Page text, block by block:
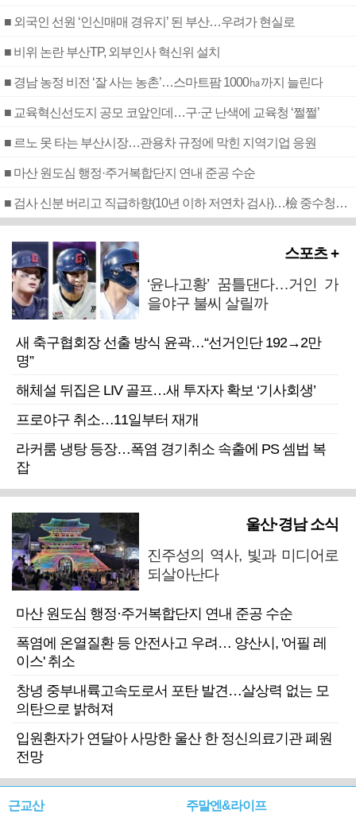
■ 외국인 선원 ‘인신매매 경유지’ 된 부산…우려가 현실로
■ 비위 논란 부산TP, 외부인사 혁신위 설치
■ 경남 농정 비전 ‘잘 사는 농촌’…스마트팜 1000㏊까지 늘린다
■ 교육혁신선도지 공모 코앞인데…구·군 난색에 교육청 ‘쩔쩔’
■ 르노 못 타는 부산시장…관용차 규정에 막힌 지역기업 응원
■ 마산 원도심 행정·주거복합단지 연내 준공 수순
■ 검사 신분 버리고 직급하향(10년 이하 저연차 검사)…檢 중수청행 기피
스포츠 +
‘윤나고황’ 꿈틀댄다…거인 가
을야구 불씨 살릴까
새 축구협회장 선출 방식 윤곽…“선거인단 192→2만
명”
해체설 뒤집은 LIV 골프…새 투자자 확보 ‘기사회생’
프로야구 취소…11일부터 재개
라커룸 냉탕 등장…폭염 경기취소 속출에 PS 셈법 복
잡
울산·경남 소식
진주성의 역사, 빛과 미디어로
되살아난다
마산 원도심 행정·주거복합단지 연내 준공 수순
폭염에 온열질환 등 안전사고 우려… 양산시, '어필 레
이스' 취소
창녕 중부내륙고속도로서 포탄 발견…살상력 없는 모
의탄으로 밝혀져
입원환자가 연달아 사망한 울산 한 정신의료기관 폐원
전망
근교산 주말엔&라이프